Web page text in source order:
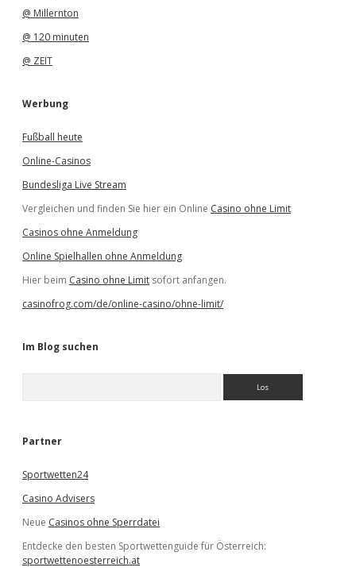
@ Millernton
@ 120 minuten
@ ZEIT
Werbung
Fußball heute
Online-Casinos
Bundesliga Live Stream
Vergleichen und finden Sie hier ein Online Casino ohne Limit
Casinos ohne Anmeldung
Online Spielhallen ohne Anmeldung
Hier beim Casino ohne Limit sofort anfangen.
casinofrog.com/de/online-casino/ohne-limit/
Im Blog suchen
e
Partner
Sportwetten24
Casino Advisers
Neue Casinos ohne Sperrdatei
Entdecke den besten Sportwettenguide für Österreich:
sportwettenoesterreich.at